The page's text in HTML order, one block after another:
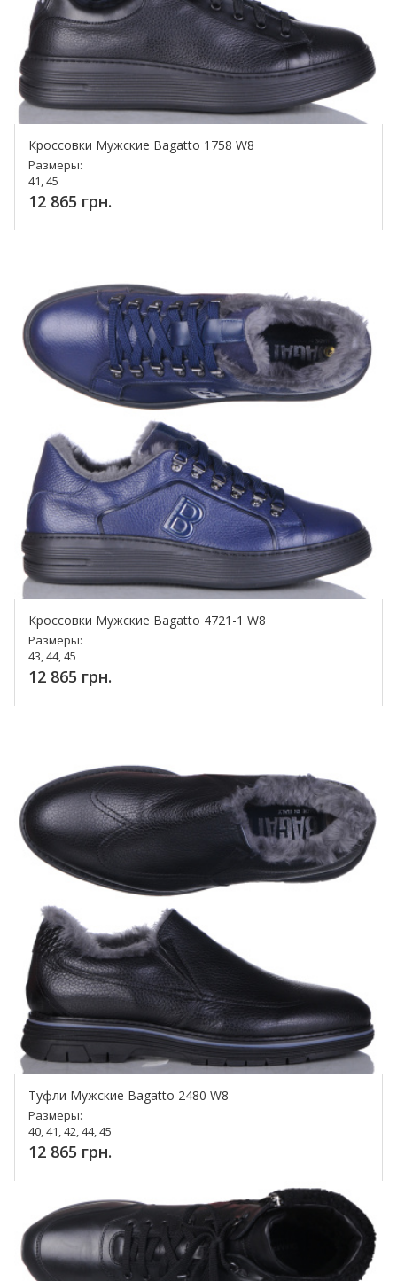
Кроссовки Мужские Bagatto 1758 W8
Размеры:
41, 45
12 865 грн.
Кроссовки Мужские Bagatto 4721-1 W8
Размеры:
43, 44, 45
12 865 грн.
Туфли Мужские Bagatto 2480 W8
Размеры:
40, 41, 42, 44, 45
12 865 грн.